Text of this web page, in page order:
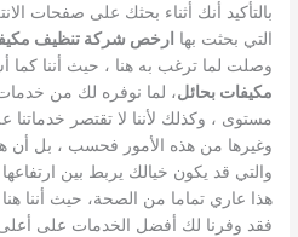
بالتأكيد أنك أثناء بحثك على صفحات
التي بحثت بها ارخص شركة تنظيف
وصلت لما ترغب به هنا ، حيث أننا كما
مكيفات بحائل، لما نوفره لك من
مستوى ، وكذلك لأننا لا تقتصر خدماتنا
وغيرها من هذه الأمور فحسب ، بل أن
والتي قد يكون خيالك يربط بين
هذا عاري تماما من الصحة، حيث أننا هنا
فقد وفرنا لك أفضل الخدمات على